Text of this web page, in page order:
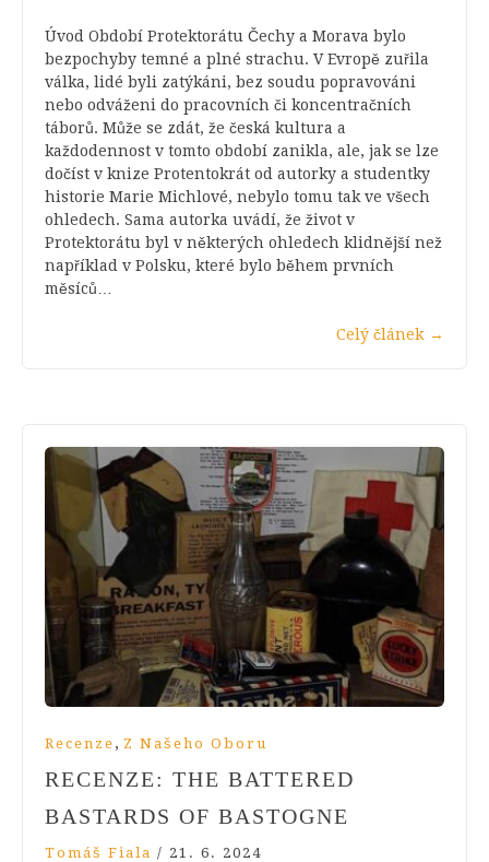
Úvod Období Protektorátu Čechy a Morava bylo
bezpochyby temné a plné strachu. V Evropě zuřila
válka, lidé byli zatýkáni, bez soudu popravováni
nebo odváženi do pracovních či koncentračních
táborů. Může se zdát, že česká kultura a
každodennost v tomto období zanikla, ale, jak se lze
dočíst v knize Protentokrát od autorky a studentky
historie Marie Michlové, nebylo tomu tak ve všech
ohledech. Sama autorka uvádí, že život v
Protektorátu byl v některých ohledech klidnější než
například v Polsku, které bylo během prvních
měsíců…
Celý článek →
Recenze , Z Našeho Oboru
RECENZE: THE BATTERED
BASTARDS OF BASTOGNE
Tomáš Fiala / 21. 6. 2024